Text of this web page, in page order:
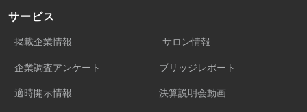
サービス
掲載企業情報 サロン情報
企業調査アンケート ブリッジレポート
適時開示情報 決算説明会動画